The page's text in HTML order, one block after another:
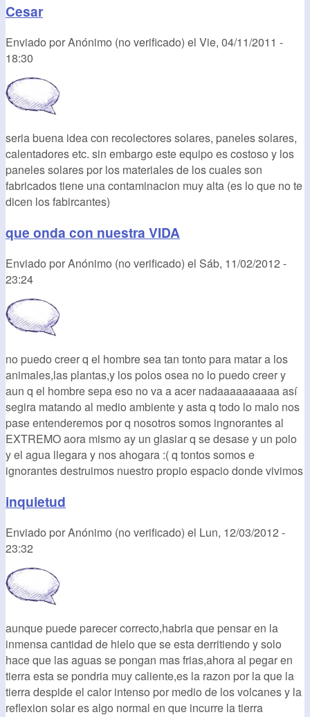
Cesar
Enviado porAnónimo (no verificado) el Vie, 04/11/2011 -
18:30
seria buena idea con recolectores solares, paneles solares,
calentadores etc. sin embargo este equipo es costoso y los
paneles solares por los materiales de los cuales son
fabricados tiene una contaminacion muy alta (es lo que no te
dicen los fabircantes)
que onda con nuestra VIDA
Enviado porAnónimo (no verificado) el Sáb, 11/02/2012 -
23:24
no puedo creer q el hombre sea tan tonto para matar a los
animales,las plantas,y los polos osea no lo puedo creer y
aun q el hombre sepa eso no va a acer nadaaaaaaaaaa así
segira matando al medio ambiente y asta q todo lo malo nos
pase entenderemos por q nosotros somos ingnorantes al
EXTREMO aora mismo ay un glasiar q se desase y un polo
y el agua llegara y nos ahogara :( q tontos somos e
ignorantes destruimos nuestro propio espacio donde vivimos
inquietud
Enviado porAnónimo (no verificado) el Lun, 12/03/2012 -
23:32
aunque puede parecer correcto,habria que pensar en la
inmensa cantidad de hielo que se esta derritiendo y solo
hace que las aguas se pongan mas frias,ahora al pegar en
tierra esta se pondria muy caliente,es la razon por la que la
tierra despide el calor intenso por medio de los volcanes y la
reflexion solar es algo normal en que incurre la tierra